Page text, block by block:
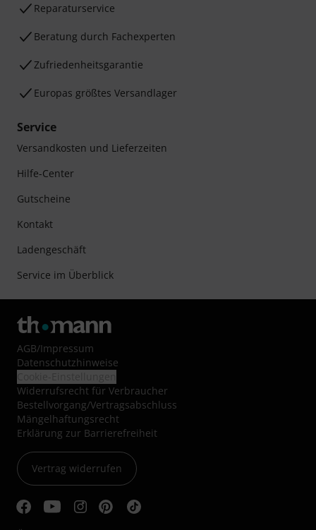
Reparaturservice
Beratung durch Fachexperten
Zufriedenheitsgarantie
Europas größtes Versandlager
Service
Versandkosten und Lieferzeiten
Hilfe-Center
Gutscheine
Kontakt
Ladengeschäft
Service im Überblick
AGB/Impressum
Datenschutzhinweise
Widerrufsrecht für Verbraucher
Bestellvorgang/Vertragsabschluss
Mängelhaftungsrecht
Erklärung zur Barrierefreiheit
Vertrag widerrufen